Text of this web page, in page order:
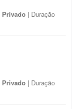
Privado | Duração
Privado | Duração